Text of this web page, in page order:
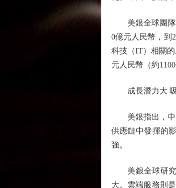
美銀全球團隊預
0億元人民幣，到
科技（IT）相關
元人民幣（約1100
成長潛力大 吸
美銀指出，中
供應鏈中發揮的
強。
美銀全球研究
大。雲端服務則